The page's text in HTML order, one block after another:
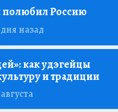
Россию
назад
как удэгейцы
и традиции